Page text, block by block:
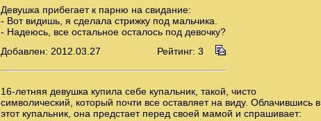
Девушка прибегает к парню на свидание:
- Вот видишь, я сделала стрижку под мальчика.
- Надеюсь, все остальное осталось под девочку?
Добавлен: 2012.03.27
Рейтинг: 3
16-летняя девушка купила себе купальник, такой, чисто
символический, который почти все оставляет на виду. Облачившись в
этот купальник, она предстает перед своей мамой и спрашивает: